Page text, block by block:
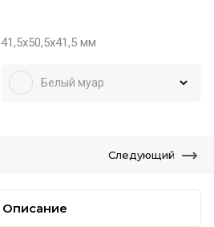
41,5х50,5х41,5 мм
Белый муар
Следующий
Описание